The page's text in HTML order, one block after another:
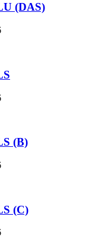
(DAS)
(B)
(C)